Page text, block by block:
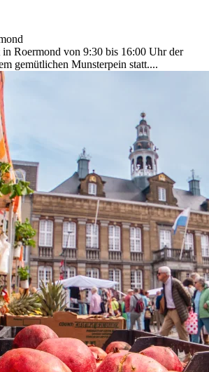
Roermond von 9:30 bis 16:00 Uhr der
gemütlichen Munsterpein statt....